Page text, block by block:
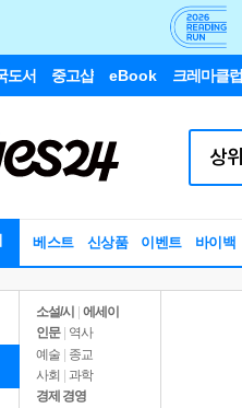
도서 중고샵 eBook 크레마클럽
베스트 신상품 이벤트 바이백
소설/시
에세이
인문
역사
예술 | 종교
사회 | 과학
경제 경영